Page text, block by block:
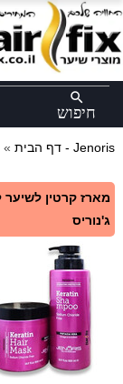
search
חיפוש
דף הבית » ג'נוריס - Jenoris
ג'נוריס
×